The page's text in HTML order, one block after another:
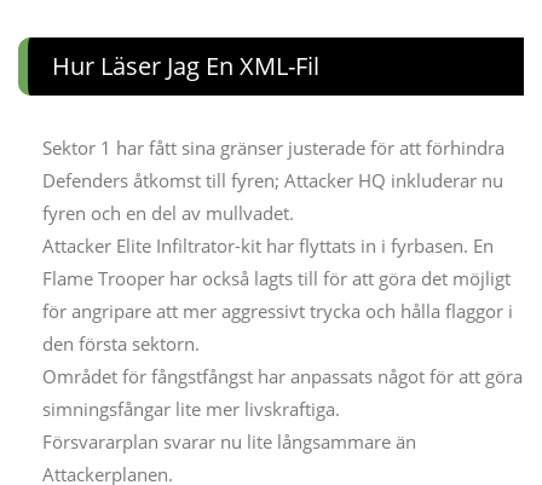
Hur Läser Jag En XML-Fil
Sektor 1 har fått sina gränser justerade för att förhindra
Defenders åtkomst till fyren; Attacker HQ inkluderar nu
fyren och en del av mullvadet.
Attacker Elite Infiltrator-kit har flyttats in i fyrbasen. En
Flame Trooper har också lagts till för att göra det möjligt
för angripare att mer aggressivt trycka och hålla flaggor i
den första sektorn.
Området för fångstfångst har anpassats något för att göra
simningsfångar lite mer livskraftiga.
Försvararplan svarar nu lite långsammare än
Attackerplanen.